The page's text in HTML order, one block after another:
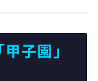
子園」